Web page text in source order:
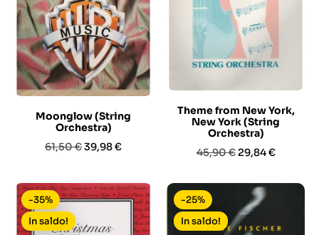
Moonglow (String
Orchestra)
Prezzo
61,50 €Prezzo
39,98 €
Theme from New York,
New York (String
Orchestra)
Prezzo
45,90 € Prezzo
29,84 €
-35%
In saldo!
-25%
In saldo!